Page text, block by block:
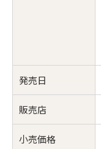
発売日
販売店
小売価格